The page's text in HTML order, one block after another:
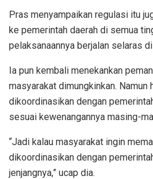
Pras menyampaikan regulasi itu
ke pemerintah daerah di semua
pelaksanaannya berjalan selaras
Ia pun kembali menekankan
masyarakat dimungkinkan. Namun
dikoordinasikan dengan
sesuai kewenangannya masing-
“Jadi kalau masyarakat ingin
dikoordinasikan dengan
jenjangnya,” ucap dia.